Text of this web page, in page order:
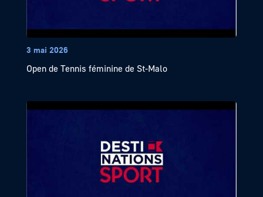
3 mai 2026
Open de Tennis féminine de St-Malo